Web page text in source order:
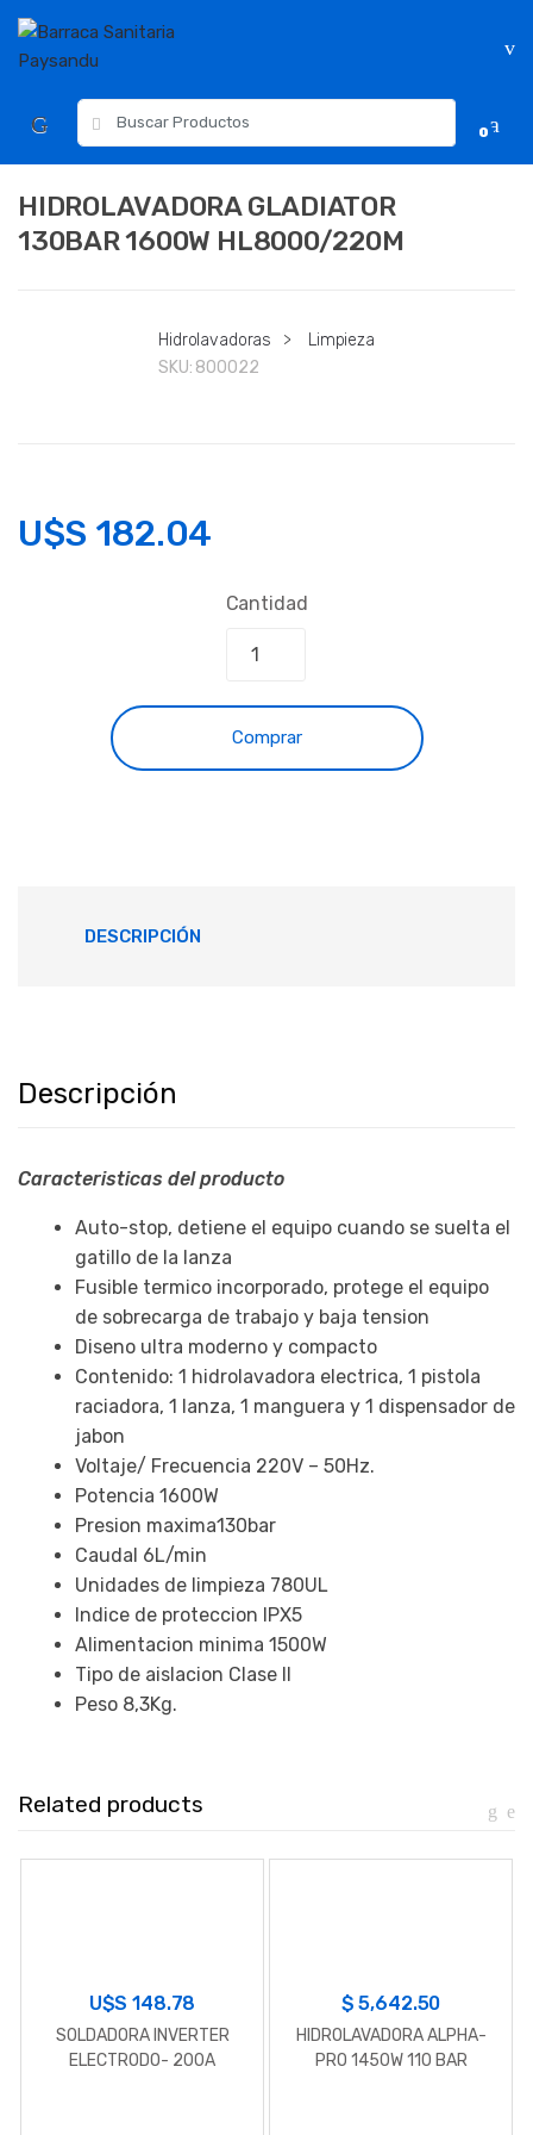
Skip
navigation
Skip
content
Resultados
para:
0
HIDROLAVADORA GLADIATOR
130BAR 1600W HL8000/220M
Hidrolavadoras >
Limpieza
SKU: 800022
U$S 182.04
Cantidad
Comprar
DESCRIPCIÓN
Descripción
Caracteristicas del producto
Auto-stop, detiene el equipo cuando se suelta el
gatillo de la lanza
Fusible termico incorporado, protege el equipo
de sobrecarga de trabajo y baja tension
Diseno ultra moderno y compacto
Contenido: 1 hidrolavadora electrica, 1 pistola
raciadora, 1 lanza, 1 manguera y 1 dispensador de
jabon
Voltaje/ Frecuencia 220V – 50Hz.
Potencia 1600W
Presion maxima130bar
Caudal 6L/min
Unidades de limpieza 780UL
Indice de proteccion IPX5
Alimentacion minima 1500W
Tipo de aislacion Clase II
Peso 8,3Kg.
Related products
U$S148.78
SOLDADORA INVERTER
ELECTRODO- 200A
$5,642.50
HIDROLAVADORA ALPHA-
PRO 1450W 110 BAR